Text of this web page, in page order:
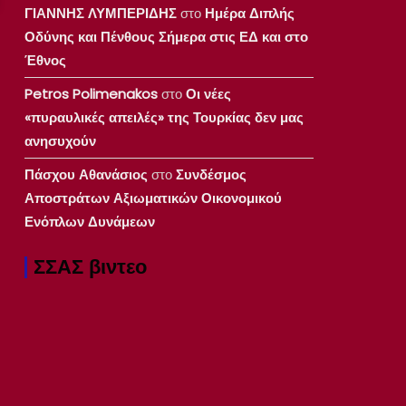
ΓΙΑΝΝΗΣ ΛΥΜΠΕΡΙΔΗΣστο Ημέρα Διπλής
Οδύνης και Πένθους Σήμερα στις ΕΔ και στο
Έθνος
Petros PolimenakosστοΟι νέες
«πυραυλικές απειλές» της Τουρκίας δεν μας
ανησυχούν
Πάσχου Αθανάσιος στοΣυνδέσμος
Αποστράτων Αξιωματικών Οικονομικού
Ενόπλων Δυνάμεων
ΣΣΑΣ βιντεο